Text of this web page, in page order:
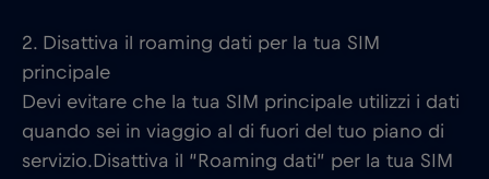
2. Disattiva il roaming dati per la tua SIM
principale
Devi evitare che la tua SIM principale utilizzi i dati
quando sei in viaggio al di fuori del tuo piano di
servizio.Disattiva il “Roaming dati” per la tua SIM